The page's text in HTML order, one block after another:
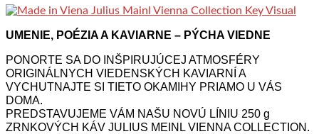
UMENIE, POÉZIA A KAVIARNE – PÝCHA VIEDNE
PONORTE SA DO INŠPIRUJÚCEJ ATMOSFÉRY
ORIGINÁLNYCH VIEDENSKÝCH KAVIARNÍ A
VYCHUTNAJTE SI TIETO OKAMIHY PRIAMO U VÁS
DOMA.
PREDSTAVUJEME VÁM NAŠU NOVÚ LÍNIU 250 g
ZRNKOVÝCH KÁV JULIUS MEINL VIENNA COLLECTION.